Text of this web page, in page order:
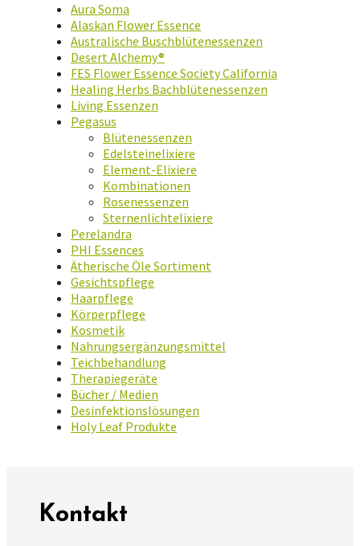
Aura Soma
Alaskan Flower Essence
Australische Buschblütenessenzen
Desert Alchemy®
FES Flower Essence Society California
Healing Herbs Bachblütenessenzen
Living Essenzen
Pegasus
Blütenessenzen
Edelsteinelixiere
Element-Elixiere
Kombinationen
Rosenessenzen
Sternenlichtelixiere
Perelandra
PHI Essences
Ätherische Öle Sortiment
Gesichtspflege
Haarpflege
Körperpflege
Kosmetik
Nahrungsergänzungsmittel
Teichbehandlung
Therapiegeräte
Bücher / Medien
Desinfektionslösungen
Holy Leaf Produkte
Kontakt